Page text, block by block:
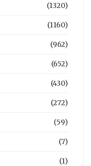
(1320)
(1160)
(962)
(652)
(430)
(272)
(59)
(7)
(1)